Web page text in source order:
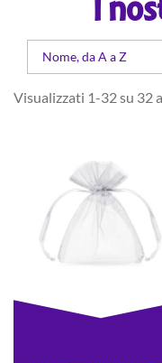
I
Nome, da A a Z
Visualizzati 1-32 su 32